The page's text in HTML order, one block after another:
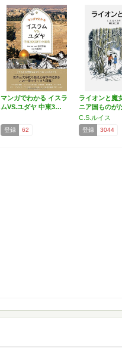
マンガでわかる イスラ
ムVS.ユダヤ 中東3…
登録 62
ライオンと魔
ニア国ものが
…
C.S.ルイス
登録 3044